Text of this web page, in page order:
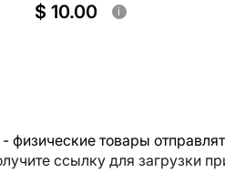
$ 10.00 i
товары
ссылку для загрузки